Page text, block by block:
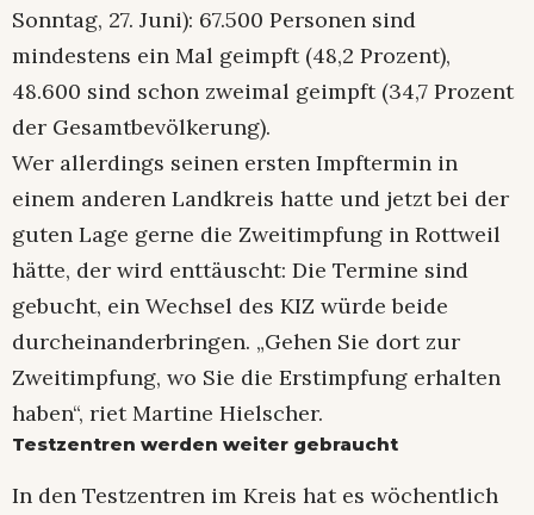
Sonntag, 27. Juni): 67.500 Personen sind
mindestens ein Mal geimpft (48,2 Prozent),
48.600 sind schon zweimal geimpft (34,7 Prozent
der Gesamtbevölkerung).
Wer allerdings seinen ersten Impftermin in
einem anderen Landkreis hatte und jetzt bei der
guten Lage gerne die Zweitimpfung in Rottweil
hätte, der wird enttäuscht: Die Termine sind
gebucht, ein Wechsel des KIZ würde beide
durcheinanderbringen. „Gehen Sie dort zur
Zweitimpfung, wo Sie die Erstimpfung erhalten
haben“, riet Martine Hielscher.
Testzentren werden weiter gebraucht
In den Testzentren im Kreis hat es wöchentlich